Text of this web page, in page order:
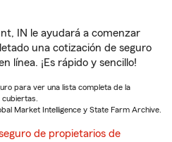
IN le ayudará a comenzar
una cotización de seguro
línea. ¡Es rápido y sencillo!
para ver una lista completa de la
Market Intelligence y State Farm Archive.
de propietarios de